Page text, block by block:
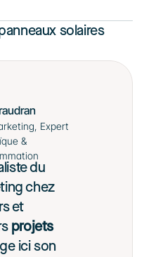
solaires
Expert
&
du
chez
et
projets
ici son